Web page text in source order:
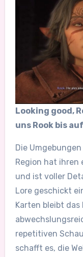
Looking good,
uns Rook bis
Die
Region hat ihren
und ist voller
Lore geschickt
Karten bleibt
repetitiven
schafft es, die